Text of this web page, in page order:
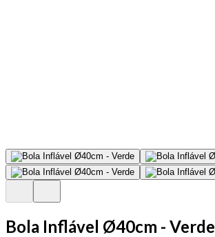
Bola Inflável Ø40cm - Verde